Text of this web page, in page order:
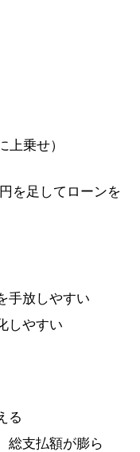
上乗せ）
を足してローンを
手放しやすい
しやすい
る
総支払額が膨ら